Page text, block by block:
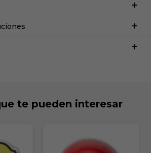
te pueden interesar